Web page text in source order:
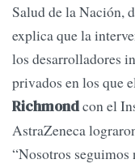
Salud de la Nación,
explica que la
los desarrolladores
privados en los que
Richmondcon el
AstraZeneca
“Nosotros seguimos